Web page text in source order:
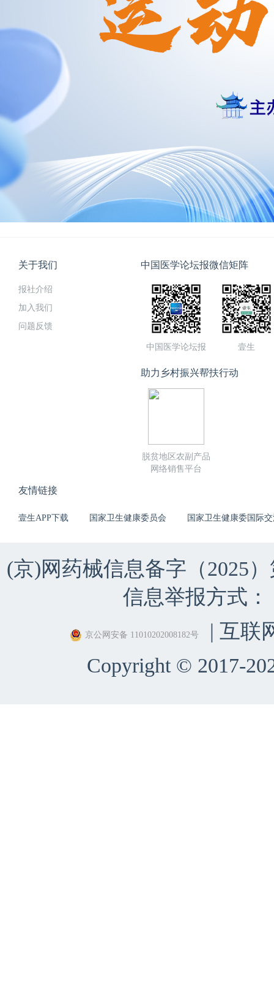
关于我们
报社介绍
加入我们
问题反馈
中国医学论坛报微信矩阵
中国医学论坛报 壹生
助力乡村振兴帮扶行动
脱贫地区农副产品
网络销售平台
友情链接
壹生APP下载 国家卫生健康委员会 国家卫生健康委国际
(京)网药械信息备字（2025
信息举报方式：
京公网安备 11010202008182号
| 互联
Copyright © 2017-